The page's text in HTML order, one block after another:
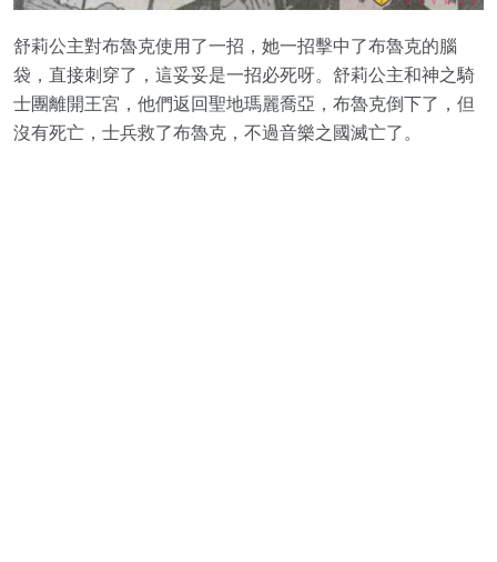
舒莉公主對布魯克使用了一招，她一招擊中了布魯克的腦
袋，直接刺穿了，這妥妥是一招必死呀。舒莉公主和神之騎
士團離開王宮，他們返回聖地瑪麗喬亞，布魯克倒下了，但
沒有死亡，士兵救了布魯克，不過音樂之國滅亡了。